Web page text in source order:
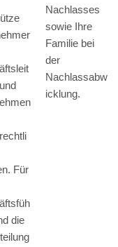
Für
die
Nachlasses
sowie Ihre
Familie bei
der
Nachlassabw
icklung.